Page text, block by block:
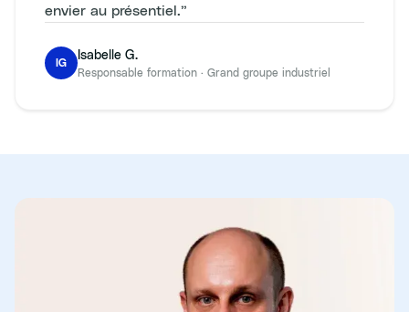
envier au présentiel.”
IG
Isabelle G.
Responsable formation · Grand groupe industriel